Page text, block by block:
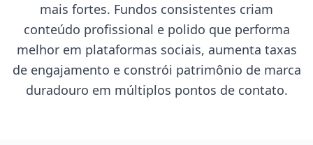
mais fortes. Fundos consistentes criam
conteúdo profissional e polido que performa
melhor em plataformas sociais, aumenta taxas
de engajamento e constrói patrimônio de marca
duradouro em múltiplos pontos de contato.